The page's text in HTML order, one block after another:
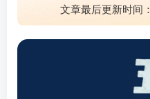
文章最后更新时间：